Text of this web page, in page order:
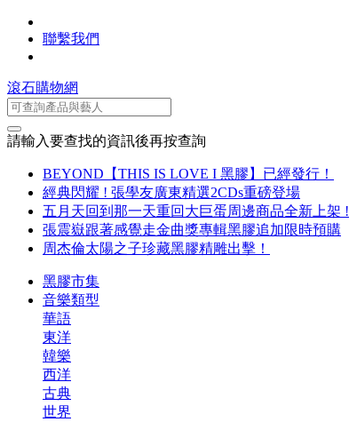
聯繫我們
滾石購物網
請輸入要查找的資訊後再按查詢
BEYOND【THIS IS LOVE I 黑膠】已經發行！
經典閃耀 ! 張學友廣東精選2CDs重磅登場
五月天回到那一天重回大巨蛋周邊商品全新上架 !
張震嶽跟著感覺走金曲獎專輯黑膠追加限時預購
周杰倫太陽之子珍藏黑膠精雕出擊！
黑膠市集
音樂類型
華語
東洋
韓樂
西洋
古典
世界